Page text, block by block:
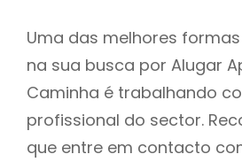
Uma das melhores
na sua busca por Alugar
Caminha é trabalhando
profissional do sector.
que entre em contacto